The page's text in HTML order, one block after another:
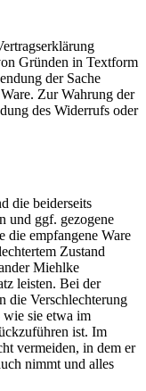
Gründen in Textform
der Sache
Zur Wahrung der
des Widerrufs oder
die beiderseits
und ggf. gezogene
die empfangene Ware
Zustand
Miehlke
leisten. Bei der
die Verschlechterung
wie sie etwa im
ist. Im
vermeiden, in dem er
nimmt und alles